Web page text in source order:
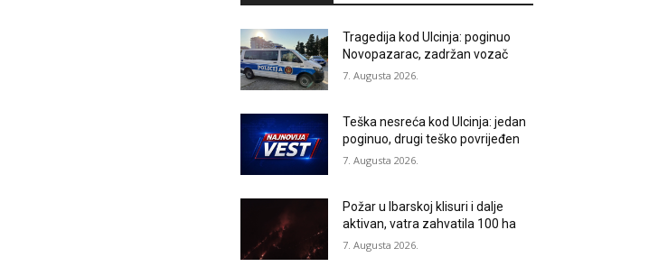
Tragedija kod Ulcinja: poginuo
Novopazarac, zadržan vozač
7. Augusta 2026.
Teška nesreća kod Ulcinja: jedan
poginuo, drugi teško povrijeđen
7. Augusta 2026.
Požar u Ibarskoj klisuri i dalje
aktivan, vatra zahvatila 100 ha
7. Augusta 2026.